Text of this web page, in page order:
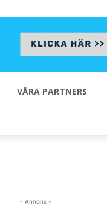
VÅRA PARTNERS
- Annons -